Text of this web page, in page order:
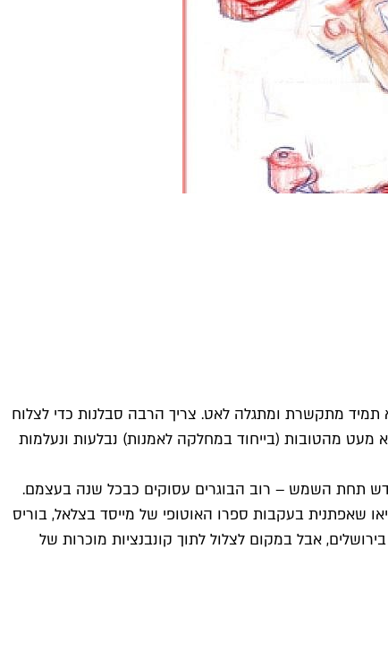
מתקשרת ומתגלה לאט. צריך הרבה סבלנות כדי לצלוח
מעט מהטובות (בייחוד במחלקה לאמנות) נבלעות ונעלמות
תחת השמש – רוב הבוגרים עסוקים כבכל שנה בעצמם.
שאפתנית בעקבות ספרו האוטופי של מייסד בצלאל, בוריס
אבל במקום לצלול לתוך קונבנציות מוכרות של